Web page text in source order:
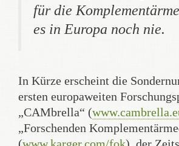
für die
es in Europa noch nie.
In Kürze erscheint die
ersten europaweiten
„CAMbrella“ (
„Forschenden